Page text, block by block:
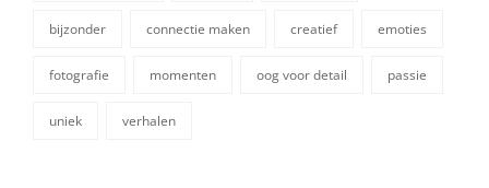
bijzonder connectie maken creatief emoties
fotografie momenten oog voor detail passie
uniek verhalen